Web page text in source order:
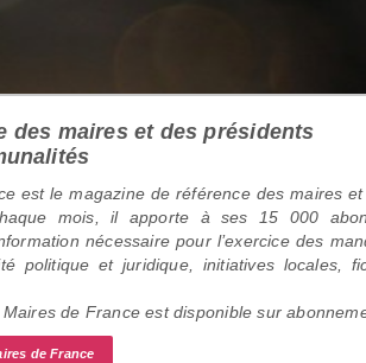
des maires et des présidents
est le magazine de référence des maires
mois, il apporte à ses 15 000
nécessaire pour l’exercice des
politique et juridique, initiatives locales,
Maires de France est disponible sur
de France